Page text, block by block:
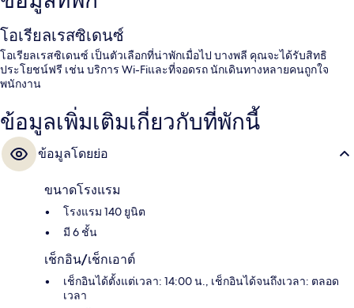
โอเรียลเรสซิเดนซ์
โอเรียลเรสซิเดนซ์ เป็นตัวเลือกที่น่าพักเมื่อไป บางพลี คุณจะได้รับสิทธิ
ประโยชน์ฟรี เช่น บริการ Wi-Fiและที่จอดรถ นักเดินทางหลายคนถูกใจ
พนักงาน
ข้อมูลเพิ่มเติมเกี่ยวกับที่พักนี้
ข้อมูลโดยย่อ
ขนาดโรงแรม
โรงแรม 140 ยูนิต
มี 6 ชั้น
เช็กอิน/เช็กเอาต์
เช็กอินได้ตั้งแต่เวลา: 14:00 น., เช็กอินได้จนถึงเวลา: ตลอด
เวลา